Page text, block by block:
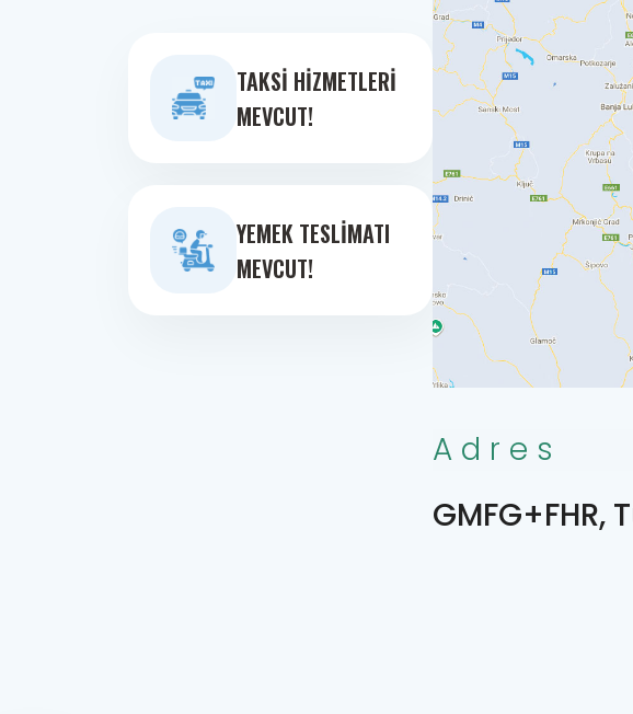
TAKSI HIZMETLERI
MEVCUT!
YEMEK TESLIMATI
MEVCUT!
Adres
GMFG+FHR,